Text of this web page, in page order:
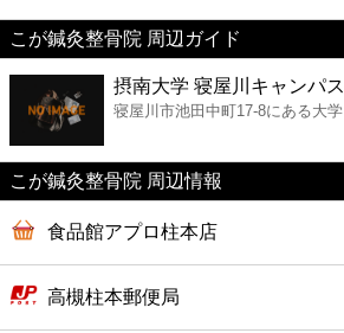
美容
コンビニ
薬局
スーパー
エンタメ
こが鍼灸整骨院 周辺ガイド
摂南大学 寝屋川キャンパス
寝屋川市池田中町17-8にある大学
こが鍼灸整骨院 周辺情報
食品館アプロ柱本店
高槻柱本郵便局